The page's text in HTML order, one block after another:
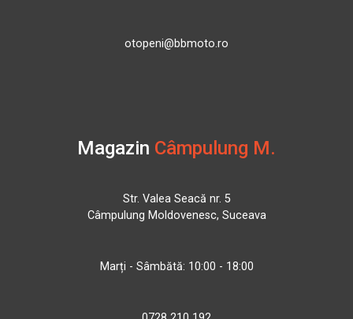
otopeni@bbmoto.ro
Magazin Câmpulung M.
Str. Valea Seacă nr. 5
Câmpulung Moldovenesc, Suceava
Marți - Sâmbătă: 10:00 - 18:00